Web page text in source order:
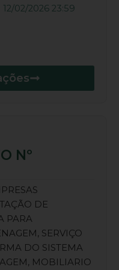
12/02/2026 23:59
Nº
DE
PARA
SERVIÇO
DO SISTEMA
MOBILIARIO